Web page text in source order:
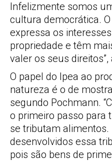
Infelizmente somos
cultura democrática.
expressa os
propriedade e têm
valer os seus
O papel do Ipea ao
natureza é o de
segundo Pochmann.
o primeiro passo para
se tributam alimentos.
desenvolvidos essa
pois são bens de